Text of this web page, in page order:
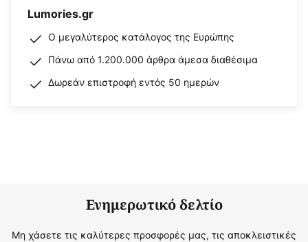
Lumories.gr
Ο μεγαλύτερος κατάλογος της Ευρώπης
Πάνω από 1.200.000 άρθρα άμεσα διαθέσιμα
Δωρεάν επιστροφή εντός 50 ημερών
Ενημερωτικό δελτίο
Μη χάσετε τις καλύτερες προσφορές μας, τις αποκλειστικές